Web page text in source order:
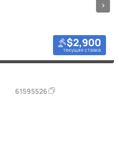
$2,900
текущая ставка
61595526